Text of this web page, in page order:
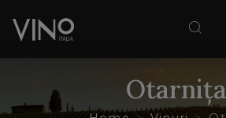
Otarnița